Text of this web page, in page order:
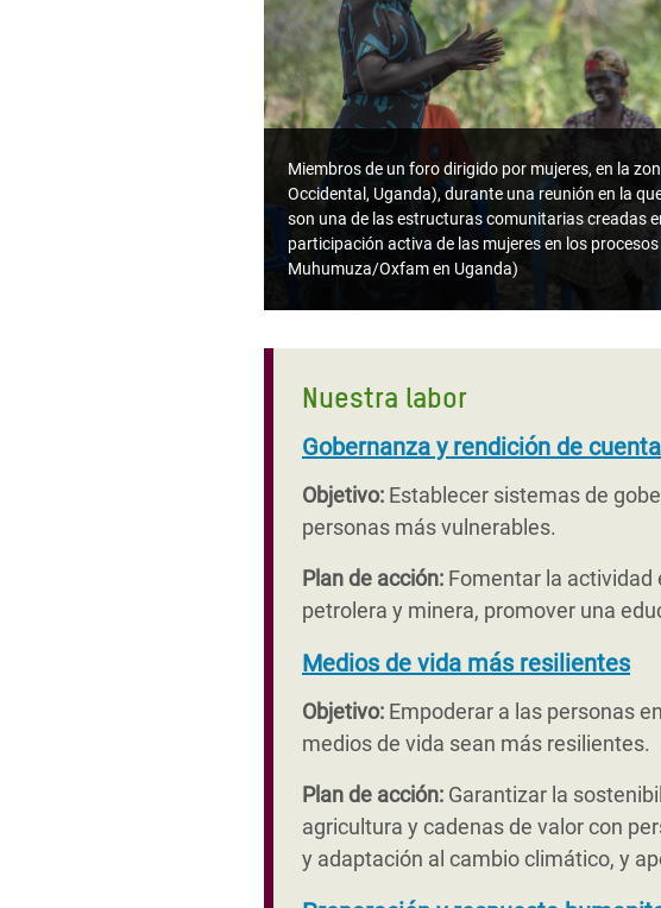
Miembros de un foro dirigido por mujeres, en la
Occidental, Uganda), durante una reunión en la
son una de las estructuras comunitarias creadas
participación activa de las mujeres en los
Muhumuza/Oxfam en Uganda)
Nuestra labor
Gobernanza y rendición de
Objetivo: Establecer sistemas de
personas más vulnerables.
Plan de acción: Fomentar la actividad
petrolera y minera, promover una
Medios de vida más resilientes
Objetivo: Empoderar a las personas
medios de vida sean más resilientes.
Plan de acción: Garantizar la
agricultura y cadenas de valor con
y adaptación al cambio climático, y